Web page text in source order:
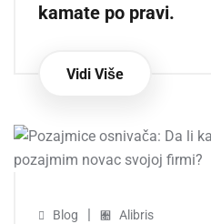
kamate po pravi.
Vidi Više
Blog | Alibris